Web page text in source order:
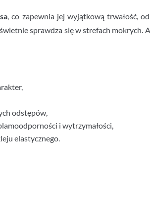
, co zapewnia jej wyjątkową trwałość,
sprawdza się w strefach mokrych.
odstępów,
i wytrzymałości,
elastycznego.